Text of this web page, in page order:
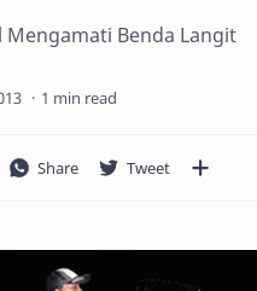
Mengamati Benda Langit
1 min read